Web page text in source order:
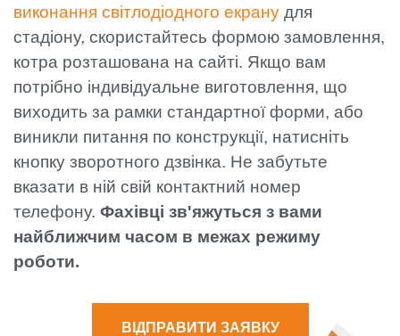
виконання світлодіодного екрану для
стадіону, скористайтесь формою замовлення,
котра розташована на сайті. Якщо вам
потрібно індивідуальне виготовлення, що
виходить за рамки стандартної форми, або
виникли питання по конструкції, натисніть
кнопку зворотного дзвінка. Не забутьте
вказати в ній свій контактний номер
телефону. Фахівці зв'яжуться з вами
найближчим часом в межах режиму
роботи.
ВІДПРАВИТИ ЗАЯВКУ